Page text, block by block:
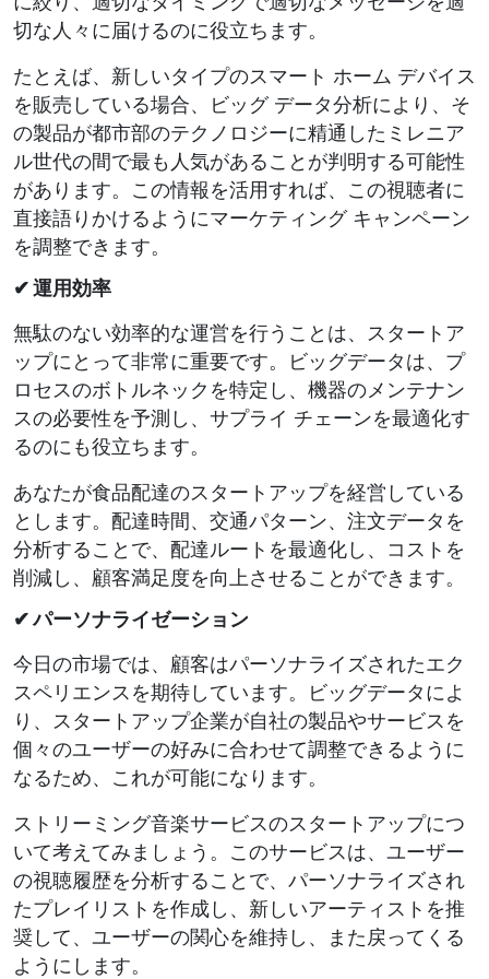
切な人々に届けるのに役立ちます。
たとえば、新しいタイプのスマート ホーム デバイス
を販売している場合、ビッグ データ分析により、そ
の製品が都市部のテクノロジーに精通したミレニア
ル世代の間で最も人気があることが判明する可能性
があります。この情報を活用すれば、この視聴者に
直接語りかけるようにマーケティング キャンペーン
を調整できます。
✔ 運用効率
無駄のない効率的な運営を行うことは、スタートア
ップにとって非常に重要です。ビッグデータは、プ
ロセスのボトルネックを特定し、機器のメンテナン
スの必要性を予測し、サプライ チェーンを最適化す
るのにも役立ちます。
あなたが食品配達のスタートアップを経営している
とします。配達時間、交通パターン、注文データを
分析することで、配達ルートを最適化し、コストを
削減し、顧客満足度を向上させることができます。
✔ パーソナライゼーション
今日の市場では、顧客はパーソナライズされたエク
スペリエンスを期待しています。ビッグデータによ
り、スタートアップ企業が自社の製品やサービスを
個々のユーザーの好みに合わせて調整できるように
なるため、これが可能になります。
ストリーミング音楽サービスのスタートアップにつ
いて考えてみましょう。このサービスは、ユーザー
の視聴履歴を分析することで、パーソナライズされ
たプレイリストを作成し、新しいアーティストを推
奨して、ユーザーの関心を維持し、また戻ってくる
ようにします。